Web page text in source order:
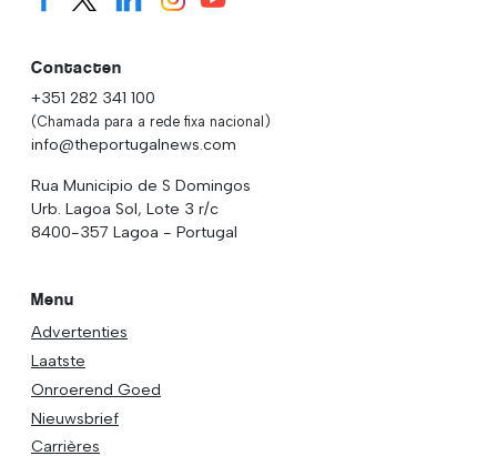
Contacten
+351 282 341 100
(Chamada para a rede fixa nacional)
info@theportugalnews.com
Rua Municipio de S Domingos
Urb. Lagoa Sol, Lote 3 r/c
8400-357 Lagoa - Portugal
Menu
Advertenties
Laatste
Onroerend Goed
Nieuwsbrief
Carrières